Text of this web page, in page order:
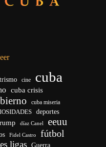
cine cuba
cuba crisis
cuba miseria
deportes
díaz Canel eeuu
Fidel Castro fútbol
ligas Guerra